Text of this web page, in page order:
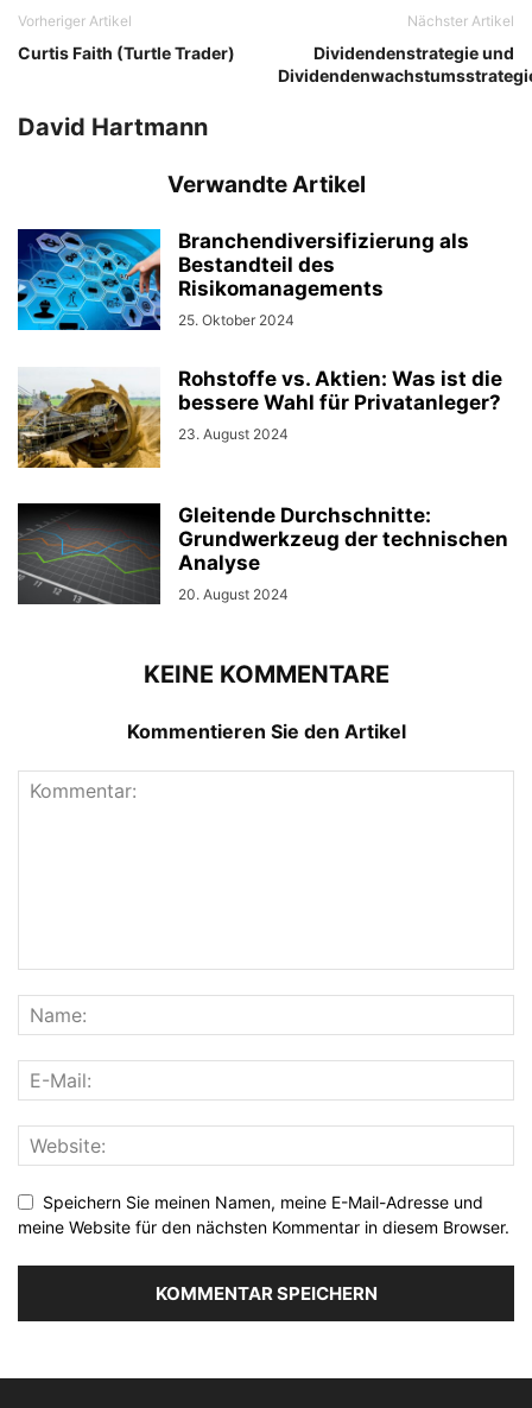
Vorheriger Artikel
Curtis Faith (Turtle Trader)
Nächster Artikel
Dividendenstrategie und
David Hartmann
Verwandte Artikel
Branchendiversifizierung als
Bestandteil des
Risikomanagements
25. Oktober 2024
Rohstoffe vs. Aktien: Was ist die
bessere Wahl für Privatanleger?
23. August 2024
Gleitende Durchschnitte:
Grundwerkzeug der technischen
Analyse
20. August 2024
KEINE KOMMENTARE
Kommentieren Sie den Artikel
Speichern Sie meinen Namen, meine E-Mail-Adresse und
meine Website für den nächsten Kommentar in diesem Browser.